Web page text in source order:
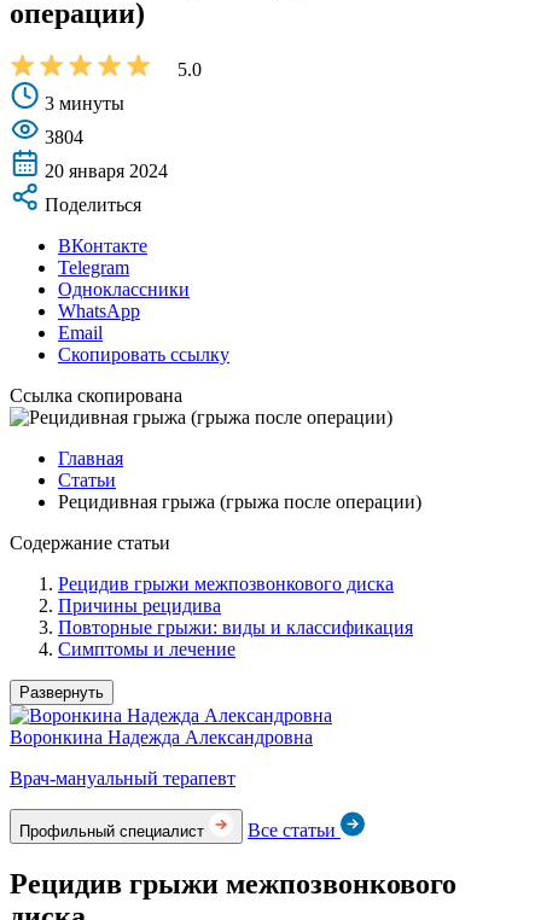
операции)
5.0
3 минуты
3804
20 января 2024
Поделиться
ВКонтакте
Telegram
Одноклассники
WhatsApp
Email
Скопировать ссылку
Ссылка скопирована
Главная
Статьи
Рецидивная грыжа (грыжа после операции)
Содержание статьи
Рецидив грыжи межпозвонкового диска
Причины рецидива
Повторные грыжи: виды и классификация
Симптомы и лечение
Развернуть
Воронкина Надежда Александровна
Врач-мануальный терапевт
Профильный специалист Все статьи
Рецидив грыжи межпозвонкового